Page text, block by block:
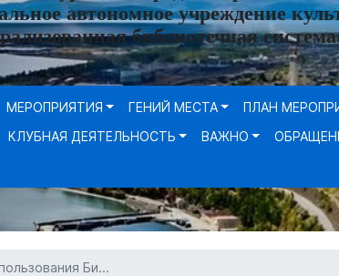
автономное учреждение
библиотечная
МЕРОПРИЯТИЯ ГЕНИЙ МЕСТА
ПЛАН
КЛУБНАЯ ДЕЯТЕЛЬНОСТЬ ВАЖНО
Би...